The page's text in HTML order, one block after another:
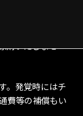
則いたしませ
。発覚時にはチ
費等の補償もい